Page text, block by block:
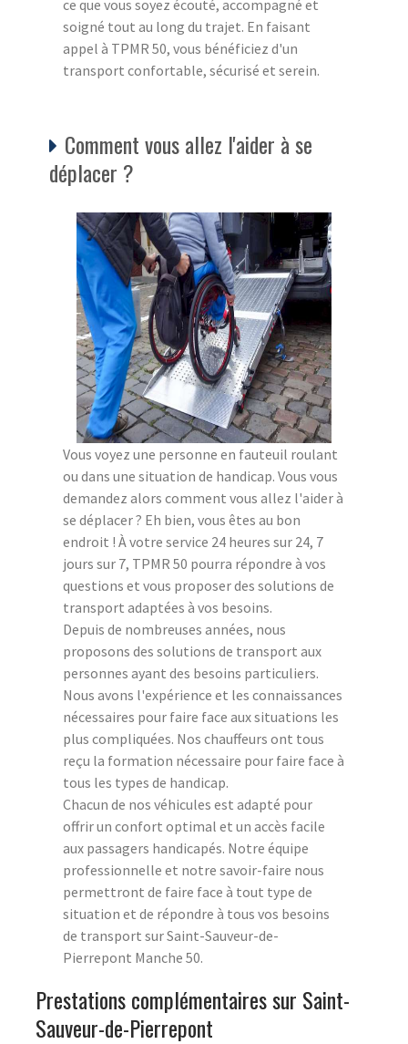
ce que vous soyez écouté, accompagné et
soigné tout au long du trajet. En faisant
appel à TPMR 50, vous bénéficiez d'un
transport confortable, sécurisé et serein.
Comment vous allez l'aider à se
déplacer ?
Vous voyez une personne en fauteuil roulant
ou dans une situation de handicap. Vous vous
demandez alors comment vous allez l'aider à
se déplacer ? Eh bien, vous êtes au bon
endroit ! À votre service 24 heures sur 24, 7
jours sur 7, TPMR 50 pourra répondre à vos
questions et vous proposer des solutions de
transport adaptées à vos besoins.
Depuis de nombreuses années, nous
proposons des solutions de transport aux
personnes ayant des besoins particuliers.
Nous avons l'expérience et les connaissances
nécessaires pour faire face aux situations les
plus compliquées. Nos chauffeurs ont tous
reçu la formation nécessaire pour faire face à
tous les types de handicap.
Chacun de nos véhicules est adapté pour
offrir un confort optimal et un accès facile
aux passagers handicapés. Notre équipe
professionnelle et notre savoir-faire nous
permettront de faire face à tout type de
situation et de répondre à tous vos besoins
de transport sur Saint-Sauveur-de-
Pierrepont Manche 50.
Prestations complémentaires sur Saint-
Sauveur-de-Pierrepont